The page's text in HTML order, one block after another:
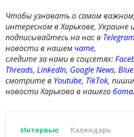
Чтобы узнавать о самом
интересном в Харькове, Украине
подписывайтесь на нас в Telegram
новости в нашем чате,
следите за нами в соцсетях:
Threads,LinkedIn, Google News,
смотрите в Youtube, TikTok,
новости Харькова в нашегобота.
Интервью Календарь